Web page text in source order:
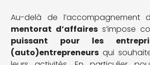
Au-delà de l’accompagnement
mentorat d’affaires s’impose
puissant pour les
(auto)entrepreneurs qui